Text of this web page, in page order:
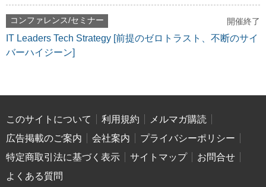
コンファレンス/セミナー 開催終了
IT Leaders Tech Strategy [前提のゼロトラスト、不断のサイ
バーハイジーン]
このサイトについて 利用規約
メルマガ購読
広告掲載のご案内
会社案内
プライバシーポリシー
特定商取引法に基づく表示
サイトマップ
お問合せ
よくある質問